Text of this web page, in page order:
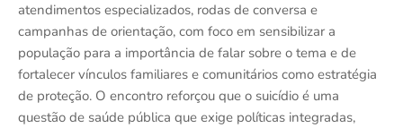
atendimentos especializados, rodas de conversa e
campanhas de orientação, com foco em sensibilizar a
população para a importância de falar sobre o tema e de
fortalecer vínculos familiares e comunitários como estratégia
de proteção. O encontro reforçou que o suicídio é uma
questão de saúde pública que exige políticas integradas,